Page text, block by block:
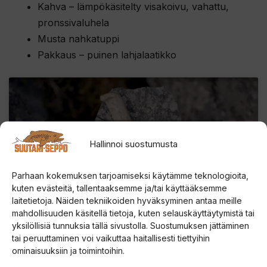
Hallinnoi suostumusta
Parhaan kokemuksen tarjoamiseksi käytämme teknologioita,
kuten evästeitä, tallentaaksemme ja/tai käyttääksemme
laitetietoja. Näiden tekniikoiden hyväksyminen antaa meille
mahdollisuuden käsitellä tietoja, kuten selauskäyttäytymistä tai
yksilöllisiä tunnuksia tällä sivustolla. Suostumuksen jättäminen
tai peruuttaminen voi vaikuttaa haitallisesti tiettyihin
ominaisuuksiin ja toimintoihin.
Kahva – lämpökäsitelty visakoivu, vahattu,
pronssivaluhela
Musta nahkatuppi
Pakkaus – puinen lahjalaatikko
Paina tästä markkinointi hyväksyäksesi
markkinointievästeet ja ottaaksesi tämän